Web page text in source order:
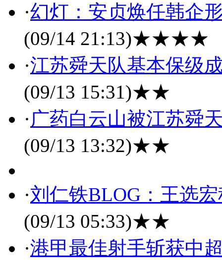
·幻灯：安贞焕任韩企
(09/14 21:13)★★★★
·江苏舜天队基本保级
(09/13 15:31)★★
·广药白云山被江苏舜
(09/13 13:32)★★
·刘仁铁BLOG：王选
(09/13 05:33)★★
·港甲最佳射手斩获中